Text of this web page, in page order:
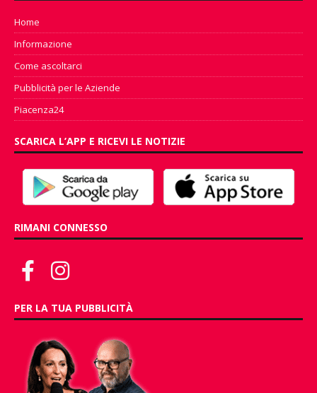
Home
Informazione
Come ascoltarci
Pubblicità per le Aziende
Piacenza24
SCARICA L’APP E RICEVI LE NOTIZIE
RIMANI CONNESSO
PER LA TUA PUBBLICITÀ